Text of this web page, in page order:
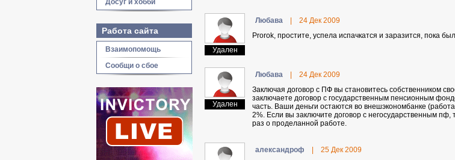
Досуг и хобби
Работа сайта
Взаимопомощь
Сообщи о сбое
Удален
Любaвa 24 Дек 2009
Prorok, простите, успела испачкатся и заразится, пока
Удален
Любaвa 24 Дек 2009
Заключая договор с ПФ вы становитесь собственником
заключаете договор с государственным пенсионным
часть. Ваши деньги остаются во внешэкономбанке
2%. Если вы заключите договор с негосударственным
раз о проделанной работе.
aлeкcaндpoф 25 Дек 2009